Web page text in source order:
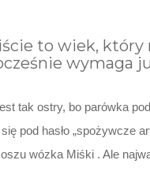
to wiek,
wymaga
tak ostry, bo parówka
pod hasło „spożywcze
wózka Miśki . Ale